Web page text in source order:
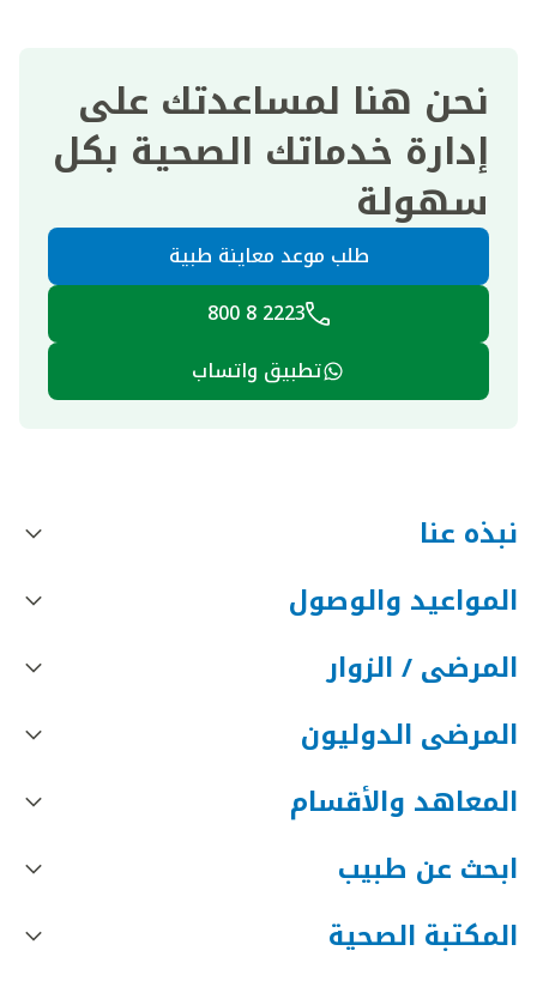
نحن هنا لمساعدتك على
إدارة خدماتك الصحية بكل
سهولة
طلب موعد معاينة طبية
2223 8 800
تطبيق واتساب
نبذه عنا
المواعيد والوصول
المرضى / الزوار
المرضى الدوليون
المعاهد والأقسام
ابحث عن طبيب
المكتبة الصحية